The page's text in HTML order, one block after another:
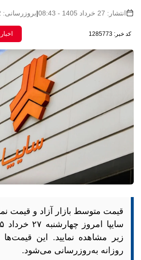
انتشار: 27 خرداد 1405 - 08:43 |بروزرسانی: 2 ماه پیش
کد خبر: 1285773
قیمت متوسط بازار آزاد و قیمت
زیر مشاهده نمایید. این
روزانه به‌روز‌رسانی می‌شود.